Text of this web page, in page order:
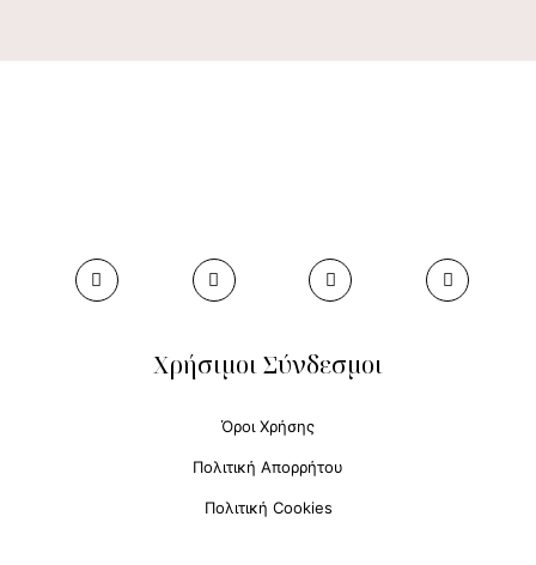
Χρήσιμοι Σύνδεσμοι
Όροι Χρήσης
Πολιτική Απορρήτου
Πολιτική Cookies